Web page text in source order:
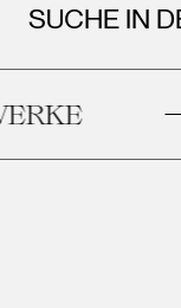
SUCHE IN